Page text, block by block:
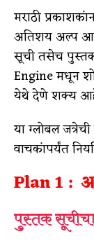
मराठी
अतिशय अल्प
सूची तसेच
Engine मधून
येथे देणे शक्य
या ग्लोबल
वाचकांपर्यंत
Plan 1 :
पुस्तक